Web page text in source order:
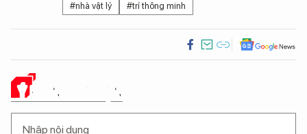
#nhà vật lý
#trí thông minh
Ý KIẾN CỦA BẠN